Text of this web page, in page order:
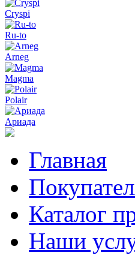
Cryspi
Ru-to
Arneg
Magma
Polair
Ариада
Главная
Каталог
Наши